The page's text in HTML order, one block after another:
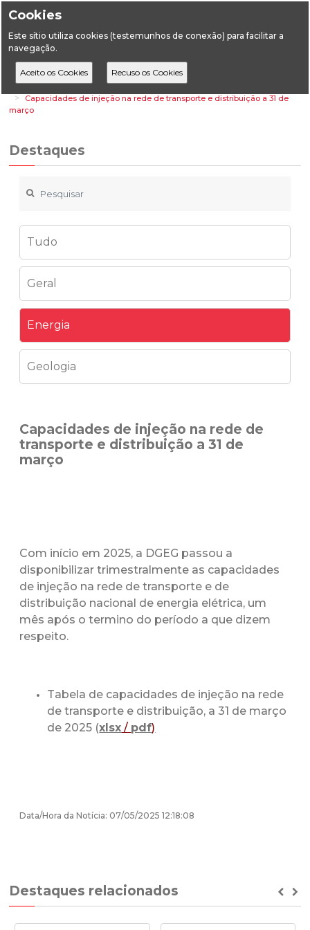
Cookies
Este sítio utiliza cookies (testemunhos de conexão) para facilitar a
navegação.
HomeDestaques
Energia
Capacidades de injeção na rede de transporte e distribuição a 31 de
março
Destaques
Tudo
Geral
Energia
Geologia
Capacidades de injeção na rede de
transporte e distribuição a 31 de
março
Com início em 2025, a DGEG passou a
disponibilizar trimestralmente as capacidades
de injeção na rede de transporte e de
distribuição nacional de energia elétrica, um
mês após o termino do período a que dizem
respeito.
Tabela de capacidades de injeção na rede
de transporte e distribuição, a 31 de março
de 2025 (xlsx / pdf)
Data/Hora da Notícia: 07/05/2025 12:18:08
Destaques relacionados